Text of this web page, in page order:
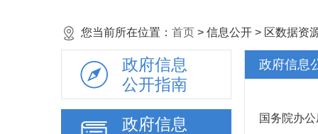
您当前所在位置： 首页 > 信息公开 > 区数据资
政府信息
公开指南
政府信息
政府信息
国务院办